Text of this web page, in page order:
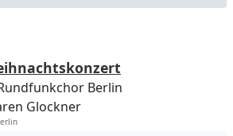
Berlin
Glockner